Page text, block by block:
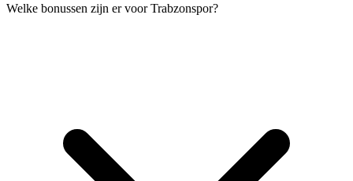
Welke bonussen zijn er voor Trabzonspor?